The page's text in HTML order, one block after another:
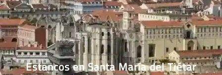
CONTACTO
Estancos en Santa María del Tiétar